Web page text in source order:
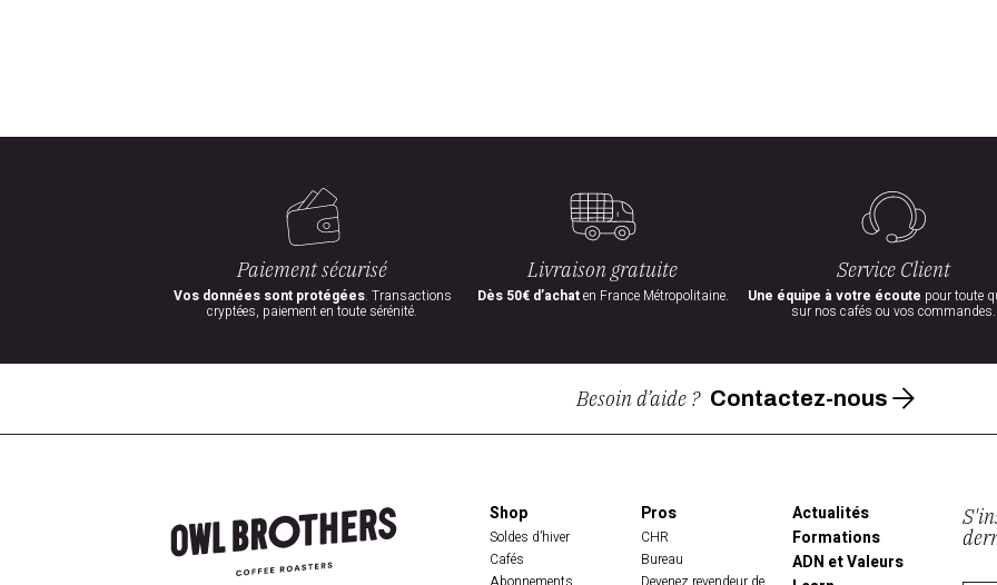
Paiement sécurisé
Vos données sont protégées. Transactions
cryptées, paiement en toute sérénité.
Livraison gratuite
Dès 50€ d’achaten France Métropolitaine.
Service Client
Une équipe à votre écoute pour toute
sur nos cafés ou vos commandes.
Besoin d’aide ? Contactez-nous
Shop
Soldes d’hiver
Cafés
Pros
CHR
Bureau
Actualités
Formations
ADN et Valeurs